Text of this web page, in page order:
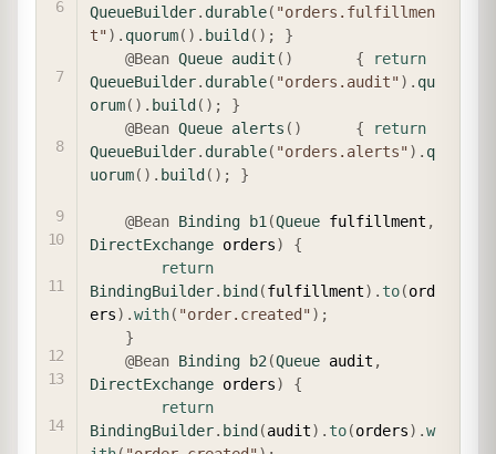
QueueBuilder. durable( "orders.fulfillmen
t") . quorum( ) . build ( ) ;
}
@Bean Queue audit ( ) {
return
QueueBuilder. durable( "orders.audit") . qu
orum( ) . build ( ) ;
}
@Bean Queue alerts ( ) {
return
QueueBuilder. durable( "orders.alerts") . q
uorum( ) . build ( ) ; }
@Bean Binding b1(Queue fulfillment ,
DirectExchange orders)
{
return
BindingBuilder. bind (fulfillment) . to(ord
ers) .with( "order.created") ;
}
@Bean Binding b2(Queue audit ,
DirectExchange orders)
{
return
BindingBuilder. bind (audit) . to(orders) .w